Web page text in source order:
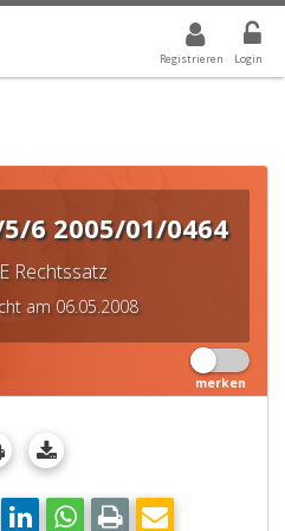
Registrieren Login
WERT IST ALLE
6 2005/01/0464
Rechtssatz
am 06.05.2008
merken